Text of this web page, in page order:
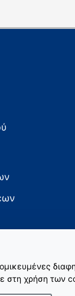
στη χρήση των